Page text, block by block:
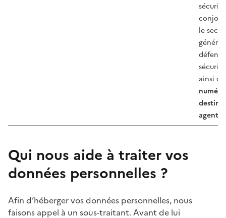
le
ainsi
agents
Qui nous aide à traiter vos
données personnelles ?
Afin d’héberger vos données personnelles, nous
faisons appel à un sous-traitant. Avant de lui